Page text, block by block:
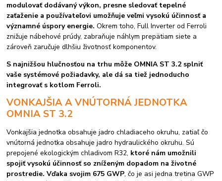
modulovať dodávaný výkon, presne sledovať tepelné
zaťaženie a používateľovi umožňuje veľmi vysokú účinnosť a
významné úspory energie. Okrem toho, Full Inverter od Ferroli
znižuje nábehové prúdy, zabraňuje náhlym prepätiam siete a
zároveň zaručuje dlhšiu životnosť komponentov.
S najnižšou hlučnosťou na trhu môže OMNIA ST 3.2 splniť
vaše systémové požiadavky, ale dá sa tiež jednoducho
integrovať s kotlom Ferroli.
VONKAJŠIA A VNÚTORNÁ JEDNOTKA
OMNIA ST 3.2
Vonkajšia jednotka obsahuje jadro chladiaceho okruhu, zatiaľ čo
vnútorná jednotka obsahuje jadro hydraulického okruhu. Sú
prepojené ekologickým chladivom R32, ktoré nám umožnili
spojiť vysokú účinnosť so zníženým dopadom na životné
prostredie. Vďaka svojim 675 GWP, čo je asi jedna tretina GWP